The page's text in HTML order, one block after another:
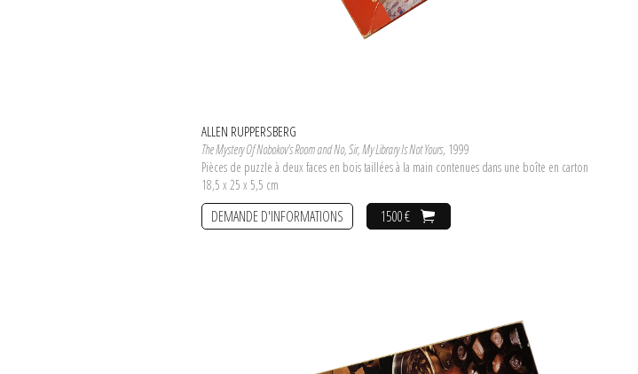
ALLEN RUPPERSBERG
The Mystery Of Nobokov's Room and No, Sir, My Library Is Not Yours, 1999
Pièces de puzzle à deux faces en bois taillées à la main contenues dans une boîte en carton
18,5 x 25 x 5,5 cm
1500 €
DEMANDE D'INFORMATIONS